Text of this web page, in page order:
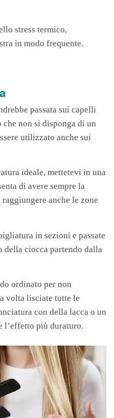
stress termico,
in modo frequente.
passata sui capelli
che non si disponga di un
utilizzato anche sui
ideale, mettetevi in una
di avere sempre la
anche le zone
in sezioni e passate
della ciocca partendo dalla
ordinato per non
volta lisciate tutte le
con della lacca o un
l’effetto più duraturo.